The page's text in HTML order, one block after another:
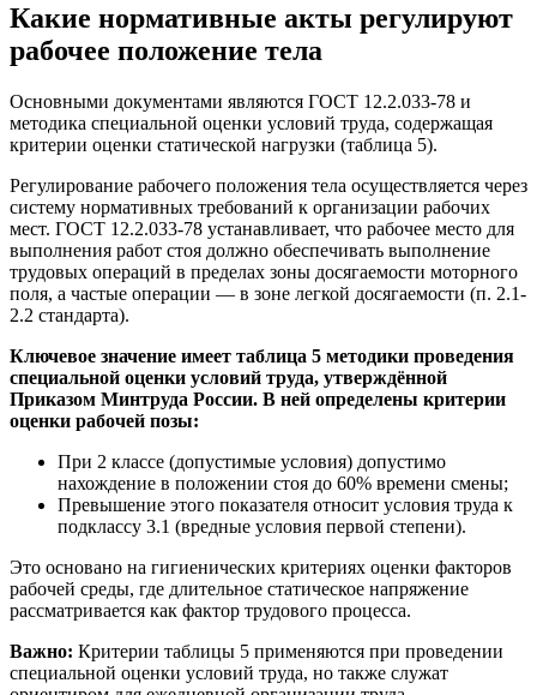
Какие нормативные акты регулируют
рабочее положение тела
Основными документами являются ГОСТ 12.2.033-78 и
методика специальной оценки условий труда, содержащая
критерии оценки статической нагрузки (таблица 5).
Регулирование рабочего положения тела осуществляется через
систему нормативных требований к организации рабочих
мест. ГОСТ 12.2.033-78 устанавливает, что рабочее место для
выполнения работ стоя должно обеспечивать выполнение
трудовых операций в пределах зоны досягаемости моторного
поля, а частые операции — в зоне легкой досягаемости (п. 2.1-
2.2 стандарта).
Ключевое значение имеет таблица 5 методики проведения
специальной оценки условий труда, утверждённой
Приказом Минтруда России. В ней определены критерии
оценки рабочей позы:
При 2 классе (допустимые условия) допустимо
нахождение в положении стоя до 60% времени смены;
Превышение этого показателя относит условия труда к
подклассу 3.1 (вредные условия первой степени).
Это основано на гигиенических критериях оценки факторов
рабочей среды, где длительное статическое напряжение
рассматривается как фактор трудового процесса.
Важно: Критерии таблицы 5 применяются при проведении
специальной оценки условий труда, но также служат